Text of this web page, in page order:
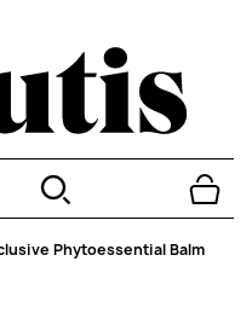
Phytoessential Balm